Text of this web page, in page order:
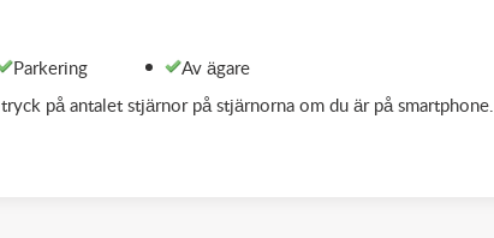
Parkering Av ägare
på antalet stjärnor på stjärnorna om du är på smartphone.